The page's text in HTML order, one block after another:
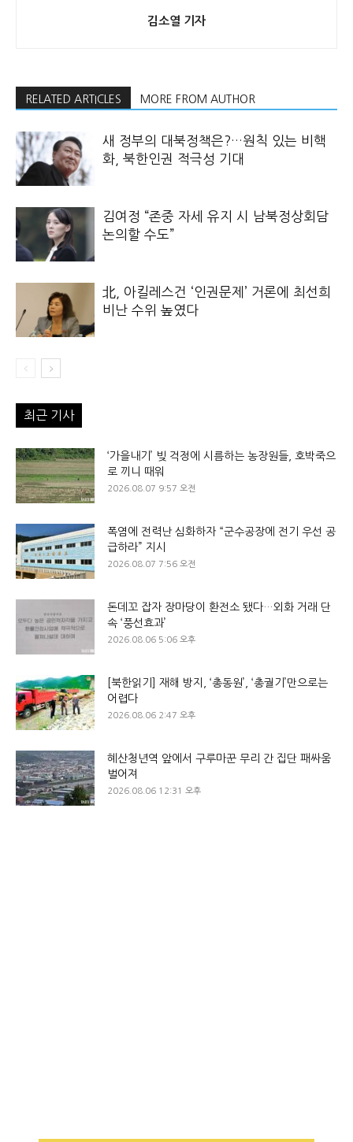
김소열 기자
RELATED ARTICLES MORE FROM AUTHOR
새 정부의 대북정책은?…원칙 있는 비핵
화, 북한인권 적극성 기대
김여정 “존중 자세 유지 시 남북정상회담
논의할 수도”
北, 아킬레스건 ‘인권문제’ 거론에 최선희
비난 수위 높였다
최근 기사
‘가을내기’ 빚 걱정에 시름하는 농장원들, 호박죽으
로 끼니 때워
2026.08.07 9:57 오전
폭염에 전력난 심화하자 “군수공장에 전기 우선 공
급하라” 지시
2026.08.07 7:56 오전
돈데꼬 잡자 장마당이 환전소 됐다…외화 거래 단
속 ‘풍선효과’
2026.08.06 5:06 오후
[북한읽기] 재해 방지, ‘총동원’, ‘총궐기’만으로는
어렵다
2026.08.06 2:47 오후
혜산청년역 앞에서 구루마꾼 무리 간 집단 패싸움
벌어져
2026.08.06 12:31 오후